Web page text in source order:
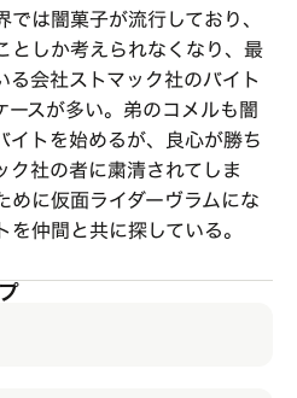
は闇菓子が流行しており、
としか考えられなくなり、最
る会社ストマック社のバイト
ースが多い。弟のコメルも闇
イトを始めるが、良心が勝ち
ク社の者に粛清されてしま
めに仮面ライダーヴラムにな
を仲間と共に探している。